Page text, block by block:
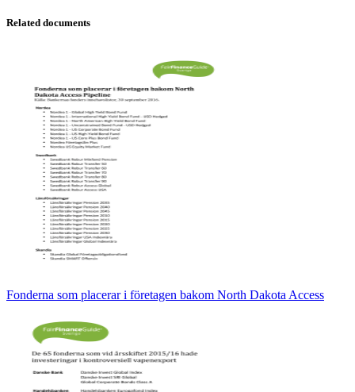
Related documents
Fonderna som placerar i företagen bakom North Dakota Access